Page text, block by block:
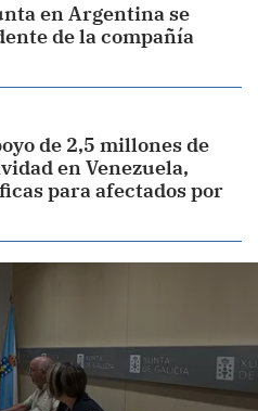
en Argentina se
de la compañía
de 2,5 millones de
en Venezuela,
para afectados por